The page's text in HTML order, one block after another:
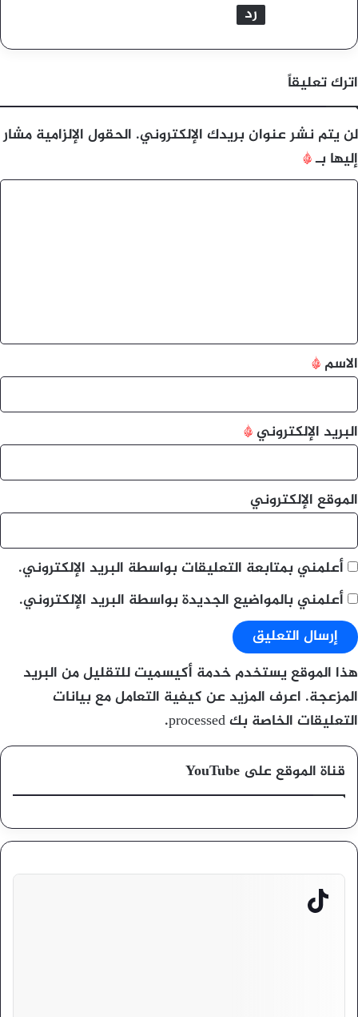
رد
اترك تعليقاً
لن يتم نشر عنوان بريدك الإلكتروني. الحقول الإلزامية مشار
إليها بـ*
ق
*
الاسم *
البريد الإلكتروني*
الموقع الإلكتروني
أعلمني بمتابعة التعليقات بواسطة البريد الإلكتروني.
أعلمني بالمواضيع الجديدة بواسطة البريد الإلكتروني.
هذا الموقع يستخدم خدمة أكيسميت للتقليل من البريد
المزعجة. اعرف المزيد عن كيفية التعامل مع بيانات
التعليقات الخاصة بك processed
.
قناة الموقع على YouTube